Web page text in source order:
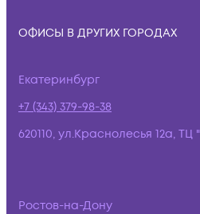
ОФИСЫ В ДРУГИХ ГОРОДАХ
Екатеринбург
+7 (343) 379-98-38
620110, ул.Краснолесья 12а,
Ростов-на-Дону